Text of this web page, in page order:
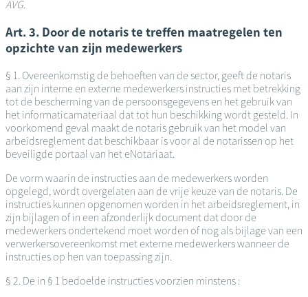
AVG.
Art. 3. Door de notaris te treffen maatregelen ten
opzichte van zijn medewerkers
§ 1. Overeenkomstig de behoeften van de sector, geeft de notaris
aan zijn interne en externe medewerkers instructies met betrekking
tot de bescherming van de persoonsgegevens en het gebruik van
het informaticamateriaal dat tot hun beschikking wordt gesteld. In
voorkomend geval maakt de notaris gebruik van het model van
arbeidsreglement dat beschikbaar is voor al de notarissen op het
beveiligde portaal van het eNotariaat.
De vorm waarin de instructies aan de medewerkers worden
opgelegd, wordt overgelaten aan de vrije keuze van de notaris. De
instructies kunnen opgenomen worden in het arbeidsreglement, in
zijn bijlagen of in een afzonderlijk document dat door de
medewerkers ondertekend moet worden of nog als bijlage van een
verwerkersovereenkomst met externe medewerkers wanneer de
instructies op hen van toepassing zijn.
§ 2. De in § 1 bedoelde instructies voorzien minstens :